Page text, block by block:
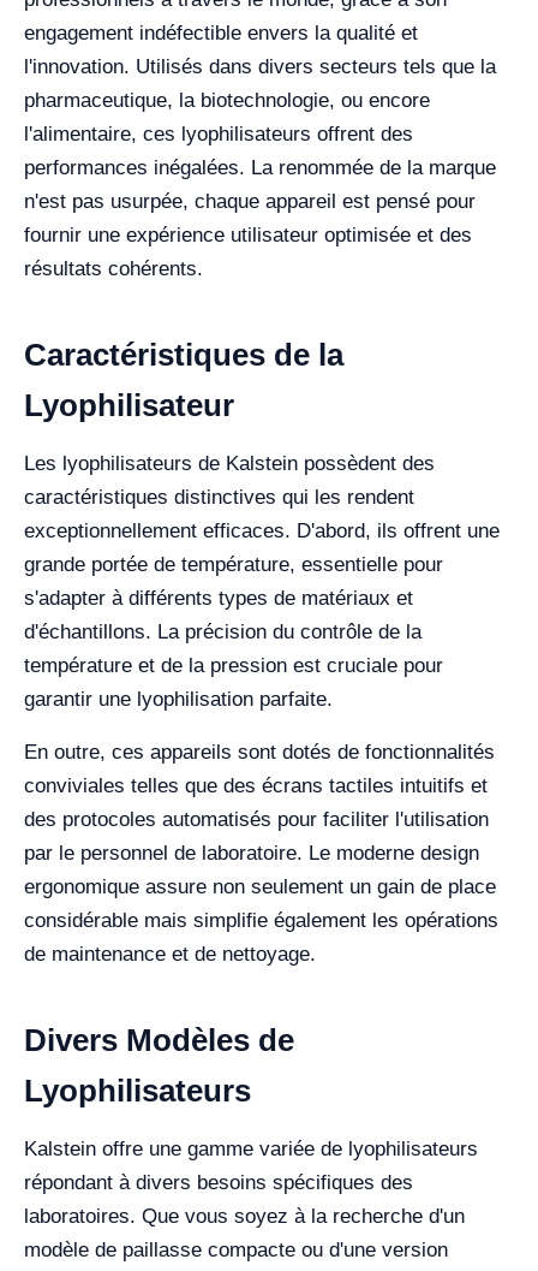
engagement indéfectible envers la qualité et
l'innovation. Utilisés dans divers secteurs tels que la
pharmaceutique, la biotechnologie, ou encore
l'alimentaire, ces lyophilisateurs offrent des
performances inégalées. La renommée de la marque
n'est pas usurpée, chaque appareil est pensé pour
fournir une expérience utilisateur optimisée et des
résultats cohérents.
Caractéristiques de la
Lyophilisateur
Les lyophilisateurs de Kalstein possèdent des
caractéristiques distinctives qui les rendent
exceptionnellement efficaces. D'abord, ils offrent une
grande portée de température, essentielle pour
s'adapter à différents types de matériaux et
d'échantillons. La précision du contrôle de la
température et de la pression est cruciale pour
garantir une lyophilisation parfaite.
En outre, ces appareils sont dotés de fonctionnalités
conviviales telles que des écrans tactiles intuitifs et
des protocoles automatisés pour faciliter l'utilisation
par le personnel de laboratoire. Le moderne design
ergonomique assure non seulement un gain de place
considérable mais simplifie également les opérations
de maintenance et de nettoyage.
Divers Modèles de
Lyophilisateurs
Kalstein offre une gamme variée de lyophilisateurs
répondant à divers besoins spécifiques des
laboratoires. Que vous soyez à la recherche d'un
modèle de paillasse compacte ou d'une version